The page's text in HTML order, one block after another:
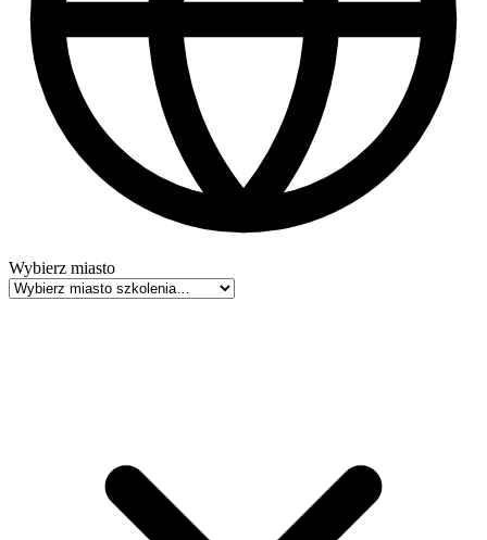
Wybierz miasto